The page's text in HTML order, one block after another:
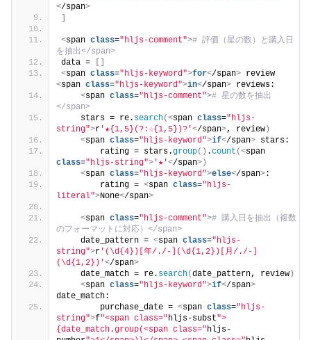
</span>
<span class="hljs-comment"># 評価（星の数）と購入日
を抽出</span>
data =
<span class="hljs-keyword">for</span>
<span class="hljs-keyword">in</span> reviews:
<span class="hljs-comment"># 星の数を抽出
</span>
    stars = re.
search(<span class="hljs-
string">r '★{1,5}(?:☆{1,5})?'</span>, review )
<span class="hljs-keyword">if</span> stars:
        rating = stars.
group() .count (<
class="hljs-string"> '★'</span>)
<span class="hljs-keyword">else</span>:
        rating =
<span class="hljs-
literal">None</span>
<span class="hljs-comment"># 購入日を抽出（複数
のフォーマットに対応）</span>
    date_pattern =
<span class="hljs-
string">r '(\d{4})[年/./-](\d{1,2})[月/./-]
(\d{1,2})'</span>
    date_match = re.
search(date_pattern, review )
<span class="hljs-keyword">if</span>
date_match:
        purchase_date =
<span class="hljs-
string">f"<span class="hljs-subst">
{date_match.group(<span class="hljs-